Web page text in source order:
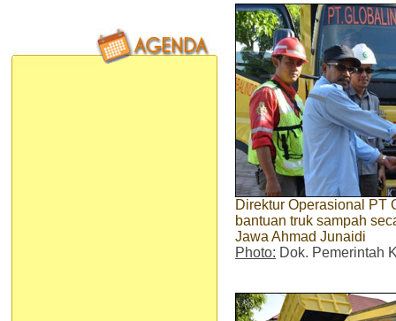
Direktur Operasional PT
bantuan truk sampah
Jawa Ahmad Junaidi
Photo: Dok. Pemerintah